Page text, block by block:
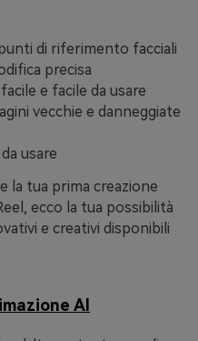
di riferimento facciali
precisa
e facile da usare
vecchie e danneggiate
usare
la tua prima creazione
ecco la tua possibilità
e creativi disponibili
AI